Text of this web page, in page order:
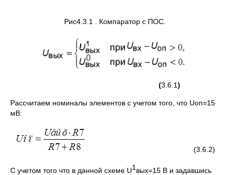
Рис4.3.1 . Компаратор с ПОС.
(3.6.1)
Рассчитаем номиналы элементов с учетом того, что Uоп=15
мВ:
(3.6.2)
C учетом того что в данной схеме U1 вых=15 В и задавшись